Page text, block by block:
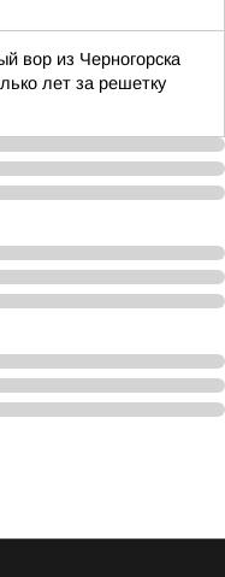
вор из Черногорска
лет за решетку